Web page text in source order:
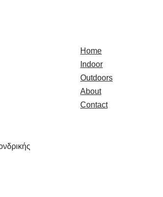
Home
Indoor
Outdoors
About
Contact